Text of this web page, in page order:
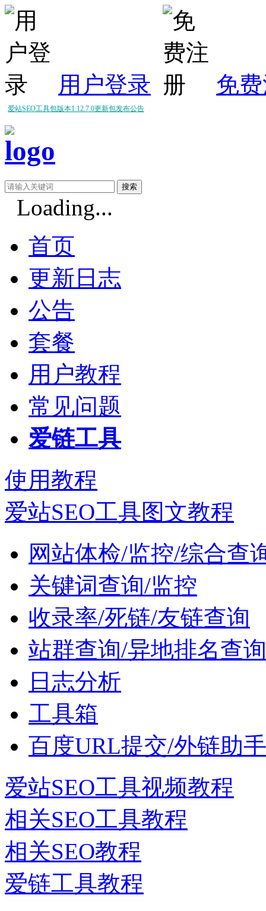
用户登录 免
爱站SEO工具包版本1.12.7.0更新包发布公告
爱站SEO工具包版本1.12.5.0更新包发布公告
Loading...
首页
更新日志
公告
套餐
用户教程
常见问题
爱链工具
使用教程
爱站SEO工具图文教程
网站体检/监控/综合查
关键词查询/监控
收录率/死链/友链查询
站群查询/异地排名查询
日志分析
工具箱
百度URL提交/外链助手
爱站SEO工具视频教程
相关SEO工具教程
相关SEO教程
爱链工具教程